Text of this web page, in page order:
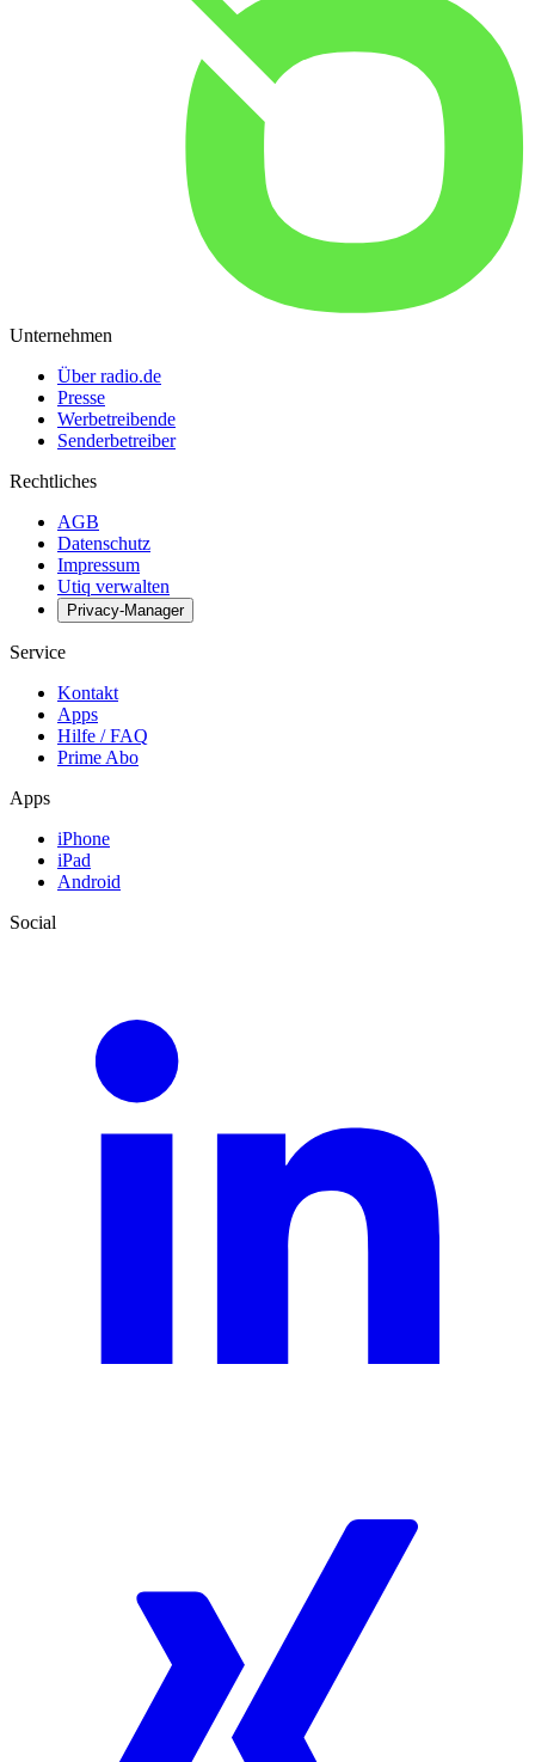
Unternehmen
Über radio.de
Presse
Werbetreibende
Senderbetreiber
Rechtliches
AGB
Datenschutz
Impressum
Utiq verwalten
Privacy-Manager
Service
Kontakt
Apps
Hilfe / FAQ
Prime Abo
Apps
iPhone
iPad
Android
Social